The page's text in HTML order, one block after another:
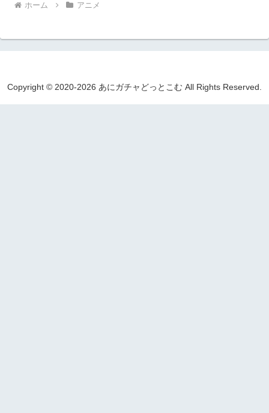
ホーム アニメ
Copyright © 2020-2026 あにガチャどっとこむ All Rights Reserved.